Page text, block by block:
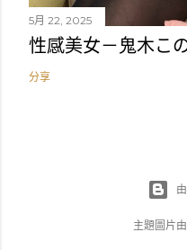
5月 22, 2025
性感美女－鬼木こ
分享
主題圖片由